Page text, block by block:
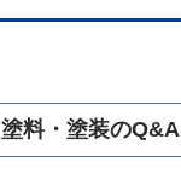
塗料・塗装のQ&A